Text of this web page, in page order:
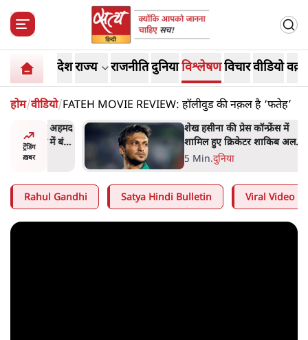
देशराज्य राजनीतिदुनियाविश्लेषणविचारवीडियो
होम/वीडियो/FATEH MOVIE REVIEW: हॉलीवुड की नक़ल है ‘फतेह’
ट्रेंडिंग
ख़बर
अहमद
में बंद
शेख हसीना की प्रेस कॉन्फ्रेंस में
शामिल हुए क्रिकेटर शाकिब अल
हसन के घर पर पेट्रोल बम से हमला
5 Min. दुनिया
Rahul Gandhi Satya Hindi Bulletin Viral Video